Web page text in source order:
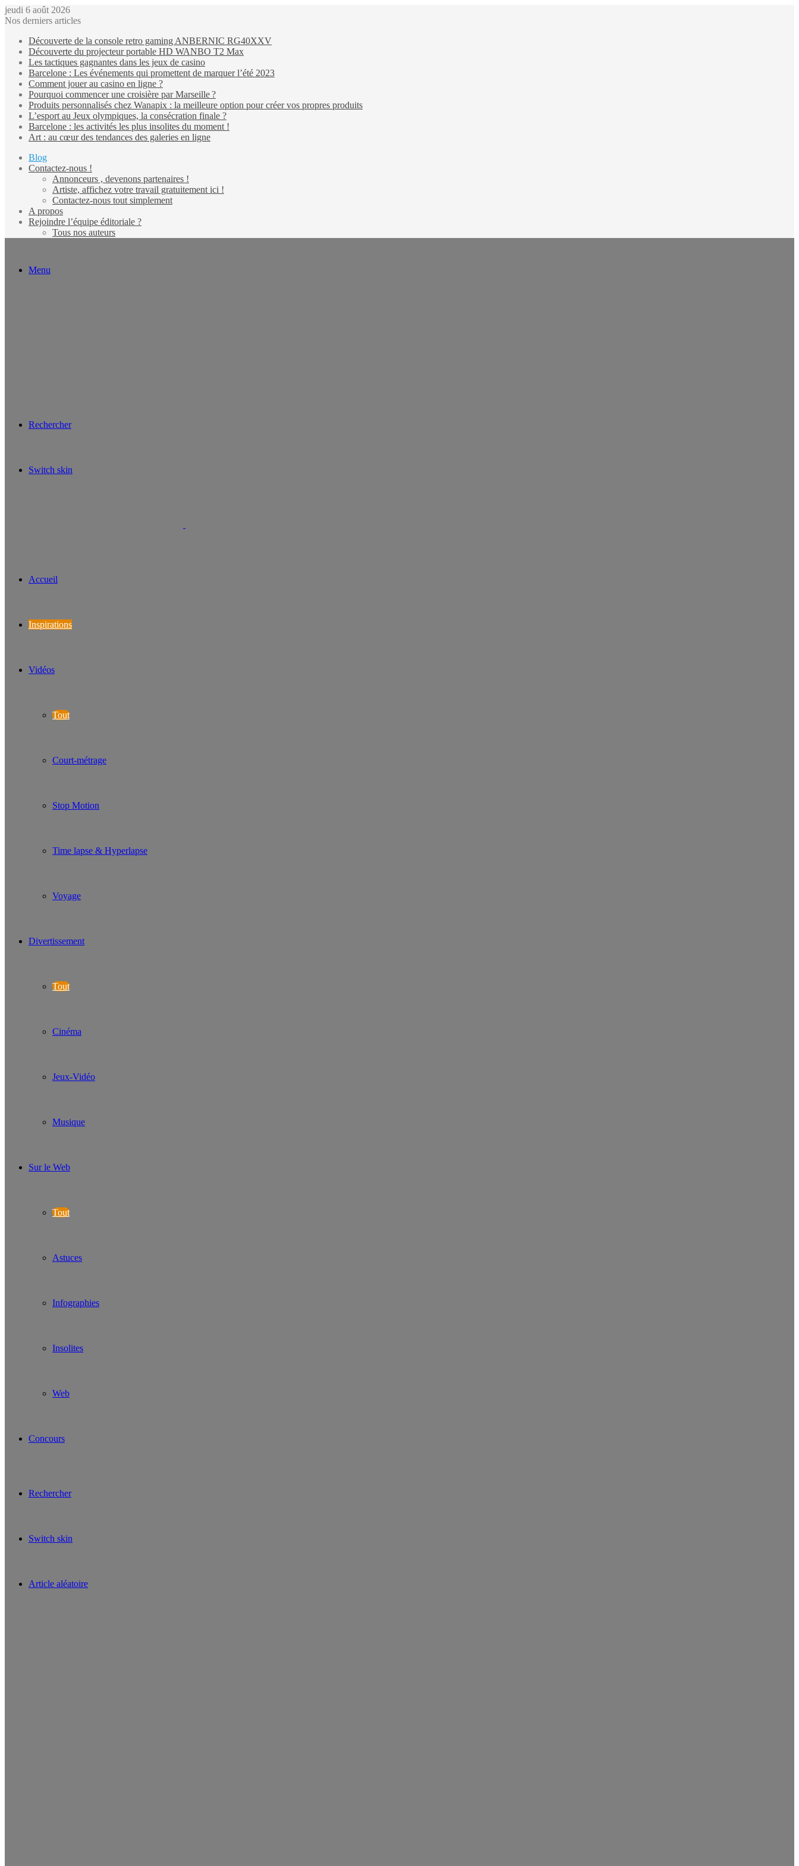
jeudi 6 août 2026
Nos derniers articles
Découverte de la console retro gaming ANBERNIC RG40XXV
Découverte du projecteur portable HD WANBO T2 Max
Les tactiques gagnantes dans les jeux de casino
Barcelone : Les événements qui promettent de marquer l’été 2023
Comment jouer au casino en ligne ?
Pourquoi commencer une croisière par Marseille ?
Produits personnalisés chez Wanapix : la meilleure option pour créer vos propres produits
L’esport au Jeux olympiques, la consécration finale ?
Barcelone : les activités les plus insolites du moment !
Art : au cœur des tendances des galeries en ligne
Blog
Contactez-nous !
Annonceurs , devenons partenaires !
Artiste, affichez votre travail gratuitement ici !
Contactez-nous tout simplement
A propos
Rejoindre l’équipe éditoriale ?
Tous nos auteurs
Menu
Rechercher
Switch skin
Accueil
Inspirations
Vidéos
Tout
Court-métrage
Stop Motion
Time lapse & Hyperlapse
Voyage
Divertissement
Tout
Cinéma
Jeux-Vidéo
Musique
Sur le Web
Tout
Astuces
Infographies
Insolites
Web
Concours
Rechercher
Switch skin
Article aléatoire